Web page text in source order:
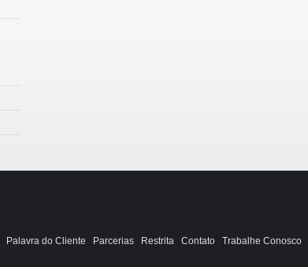
Palavra do Cliente Parcerias Restrita Contato Trabalhe Conosco